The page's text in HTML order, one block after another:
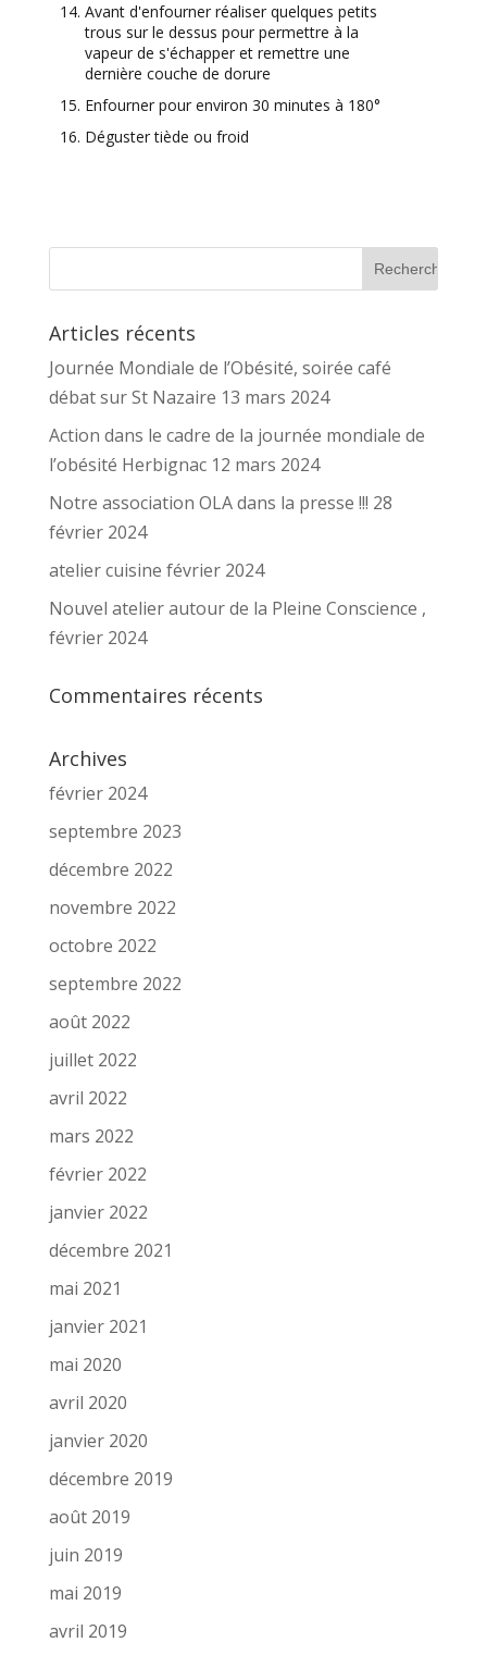
Avant d'enfourner réaliser quelques petits
trous sur le dessus pour permettre à la
vapeur de s'échapper et remettre une
dernière couche de dorure
Enfourner pour environ 30 minutes à 180°
Déguster tiède ou froid
Articles récents
Journée Mondiale de l’Obésité, soirée café
débat sur St Nazaire 13 mars 2024
Action dans le cadre de la journée mondiale de
l’obésité Herbignac 12 mars 2024
Notre association OLA dans la presse !!! 28
février 2024
atelier cuisine février 2024
Nouvel atelier autour de la Pleine Conscience ,
février 2024
Commentaires récents
Archives
février 2024
septembre 2023
décembre 2022
novembre 2022
octobre 2022
septembre 2022
août 2022
juillet 2022
avril 2022
mars 2022
février 2022
janvier 2022
décembre 2021
mai 2021
janvier 2021
mai 2020
avril 2020
janvier 2020
décembre 2019
août 2019
juin 2019
mai 2019
avril 2019